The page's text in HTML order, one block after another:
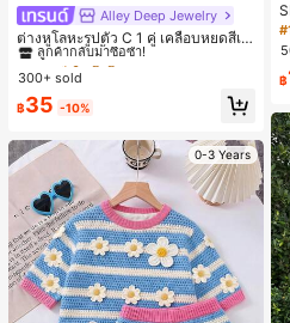
Alley Deep Jewelry
ต่างหูโลหะรูปตัว C 1 คู่ เคลือบหยดสีเห
ลือง ลายจุดสีน้ำเงิน สไตล์ยุโรปและอเม
ริกัน แฟชั่นส่วนตัว หวานและสง่างาม
สำหรับผู้หญิงและเด็กหญิง สำหรับการเ
ดินทาง งานแต่งงาน ปาร์ตี้ วันเกิด ของ
#1 ขายดี ใน โบโฮ ต่างหูผู้หญิง
ลูกค้ากลับมาซื้อซ้ำ!
เกือบหมดแล้ว!
#1 ขายดี ใน โบโฮ ต่างหูผู้หญิง
ลูกค้ากลับมาซื้อซ้ำ!
เกือบหมดแล้ว!
#1 ขายดี ใน โบโฮ ต่างหูผู้หญิง
ลูกค้ากลับมาซื้อซ้ำ!
เกือบหมดแล้ว!
#1 ขายดี
ใน โบโฮ ต่างหูผู้หญิง
เกือบหมดแล้ว!
300+ sold
฿35 -10%
0-3 Years
฿